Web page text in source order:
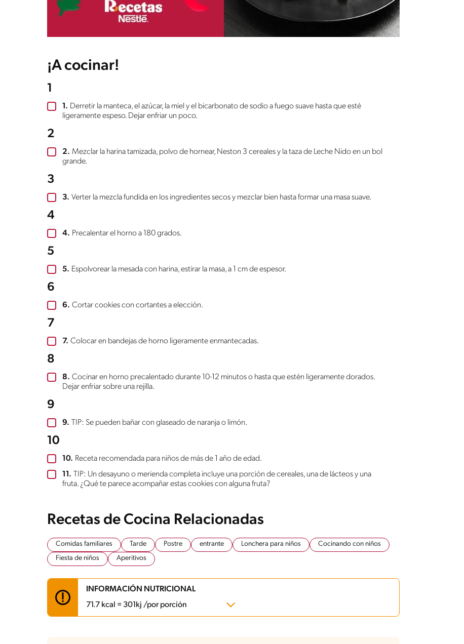
¡A cocinar!
1
1. Derretir la manteca, el azúcar, la miel y el bicarbonato de sodio a fuego suave hasta que esté
ligeramente espeso. Dejar enfriar un poco.
2
2. Mezclar la harina tamizada, polvo de hornear, Neston 3 cereales y la taza de Leche Nido en un bol
grande.
3
3. Verter la mezcla fundida en los ingredientes secos y mezclar bien hasta formar una masa suave.
4
4. Precalentar el horno a 180 grados.
5
5. Espolvorear la mesada con harina, estirar la masa, a 1 cm de espesor.
6
6. Cortar cookies con cortantes a elección.
7
7. Colocar en bandejas de horno ligeramente enmantecadas.
8
8. Cocinar en horno precalentado durante 10-12 minutos o hasta que estén ligeramente dorados.
Dejar enfriar sobre una rejilla.
9
9. TIP: Se pueden bañar con glaseado de naranja o limón.
10
10. Receta recomendada para niños de más de 1 año de edad.
11.
TIP: Un desayuno o merienda completa incluye una porción de cereales, una de lácteos y una
fruta. ¿Qué te parece acompañar estas cookies con alguna fruta?
Recetas de Cocina Relacionadas
Comidas familiares Tarde Postre entrante Lonchera para niños
Cocinando con niños
Fiesta de niños
Aperitivos
INFORMACIÓN NUTRICIONAL
71.7 kcal = 301kj /por porción